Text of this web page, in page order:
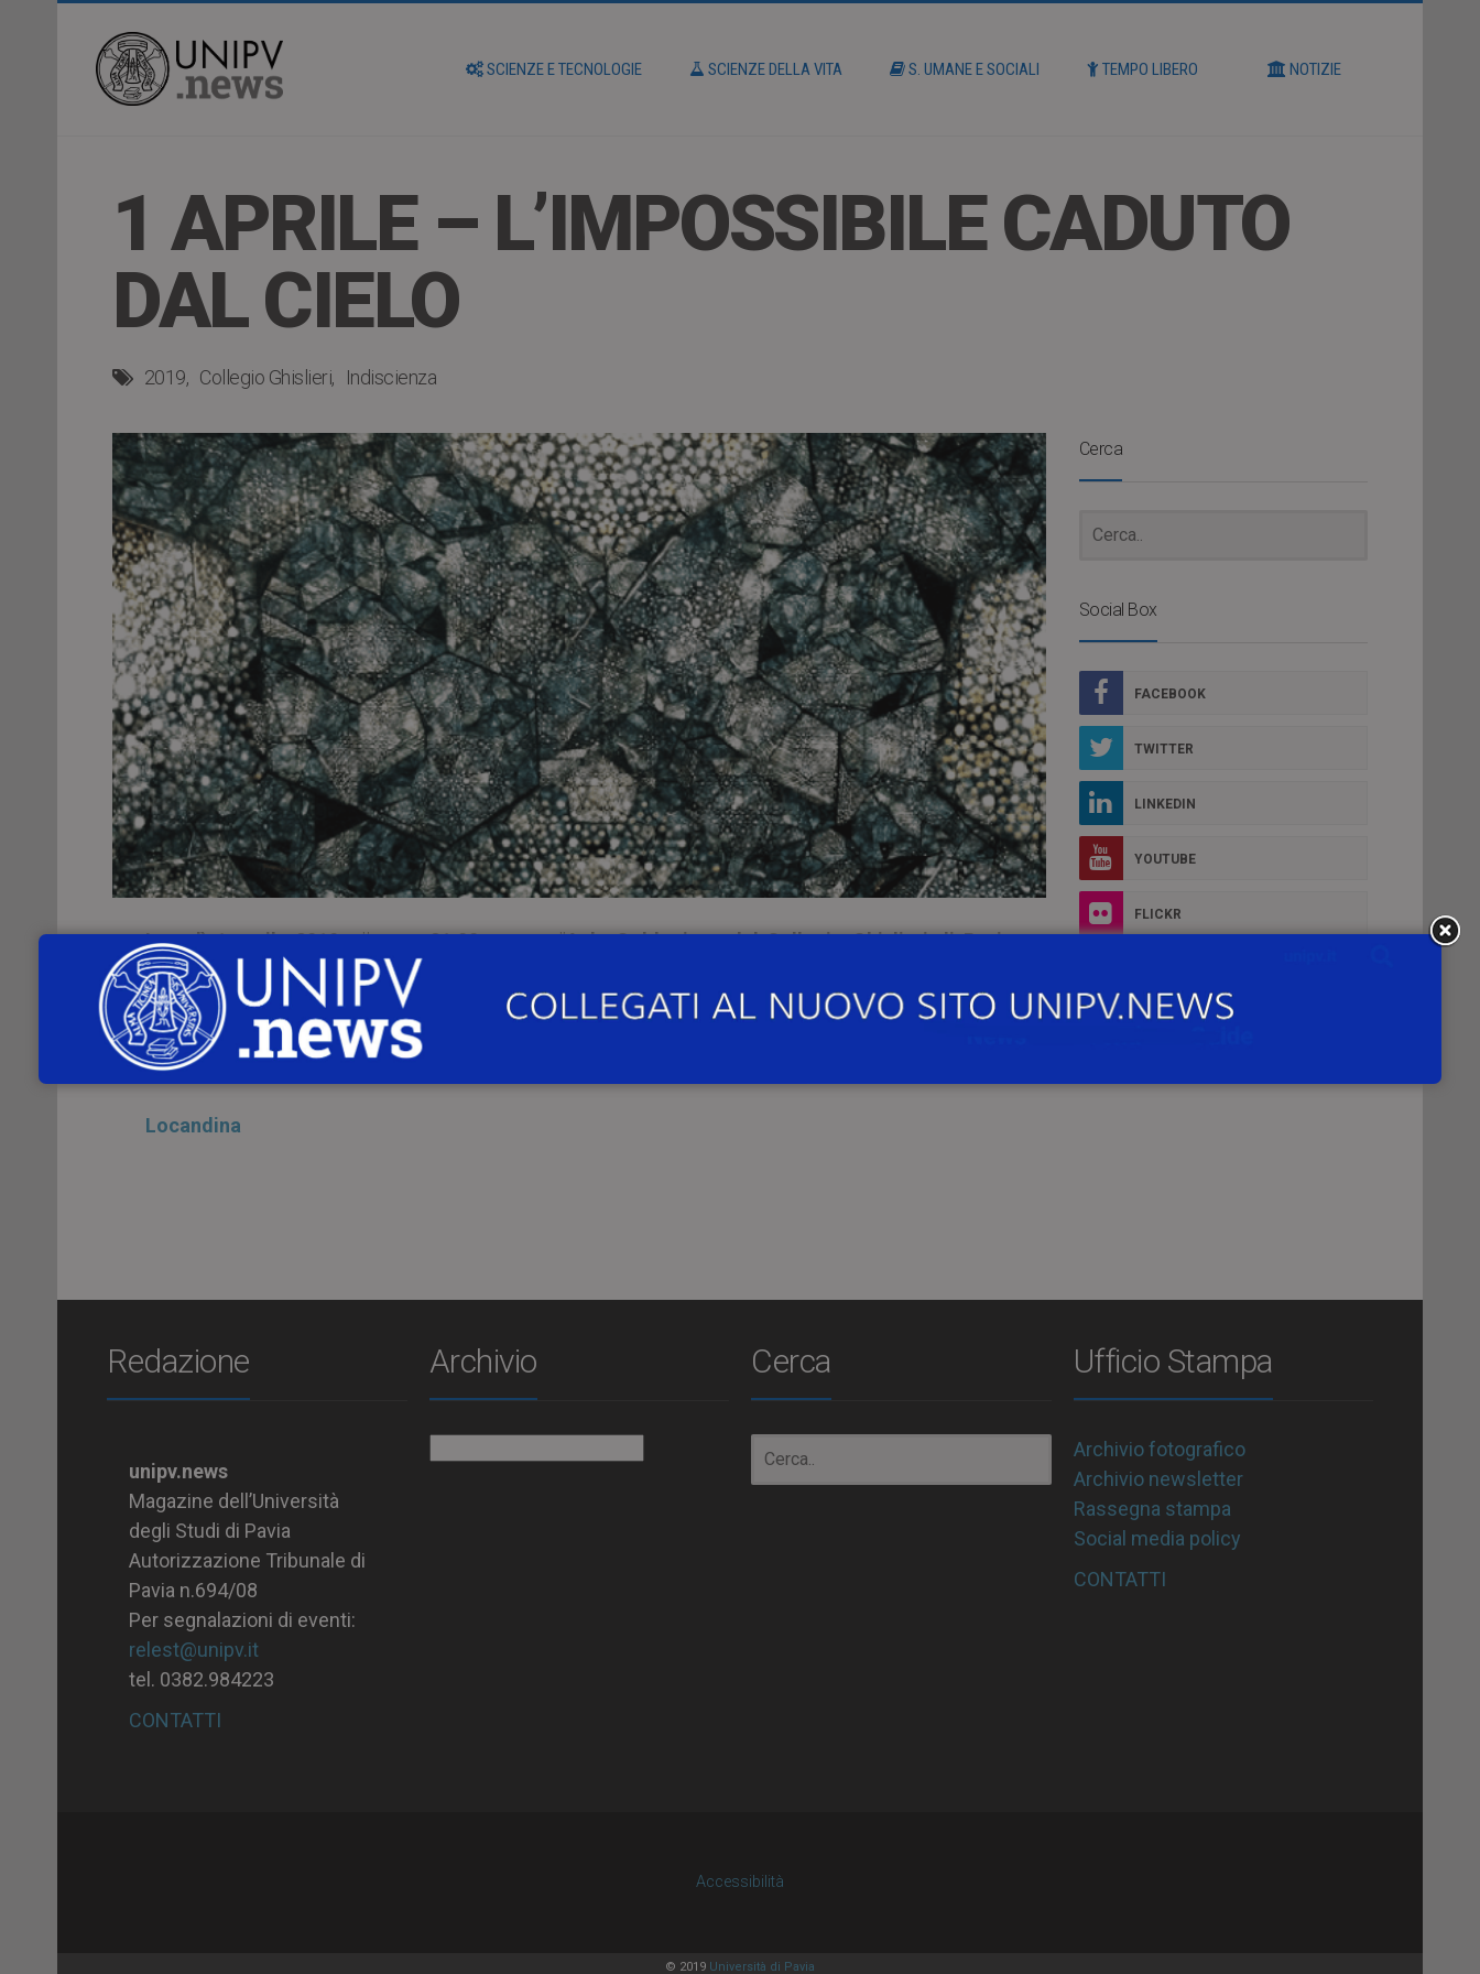
SCIENZE E TECNOLOGIE SCIENZE DELLA VITA S. UMANE E SOCIALI TEMPO LIBERO NOTIZIE
1 APRILE – L’IMPOSSIBILE CADUTO
DAL CIELO
2019 Collegio Ghislieri Indiscienza
Lunedì 1 aprile 2019, alleore 21.00, presso l’Aula Goldoniana del Collegio Ghislieri di Pavia
(Piazza Ghislieri, 5), si terrà l’incontro
Relatore:
Luca Bindi, Università di Firenze
Locandina
Cerca
Social Box
FACEBOOK
TWITTER
LINKEDIN
YOUTUBE
FLICKR
Redazione
unipv.news
Magazine dell’Università
degli Studi di Pavia
Autorizzazione Tribunale di
Pavia n.694/08
Per segnalazioni di eventi:
relest@unipv.it
tel. 0382.984223
CONTATTI
Archivio Cerca Ufficio Stampa
Archivio fotografico
Archivio newsletter
Rassegna stampa
Social media policy
CONTATTI
Accessibilità
© 2019 Università di Pavia